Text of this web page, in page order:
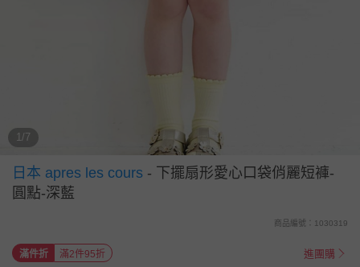
1/7
日本 apres les cours - 下擺扇形愛心口袋俏麗短褲-
圓點-深藍
商品編號：1030319
滿件折 滿2件95折 進團購